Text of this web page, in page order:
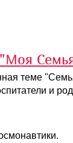
теме
и